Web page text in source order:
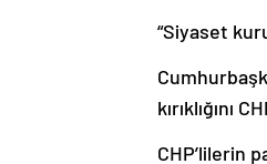
“Siyaset
kırıklığını
CHP’lilerin